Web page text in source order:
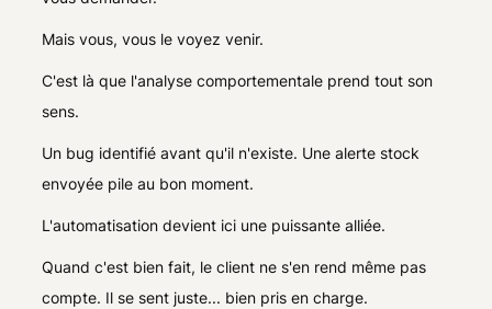
Mais vous, vous le voyez venir.
C'est là que l'analyse comportementale prend tout son
sens.
Un bug identifié avant qu'il n'existe. Une alerte stock
envoyée pile au bon moment.
L'automatisation devient ici une puissante alliée.
Quand c'est bien fait, le client ne s'en rend même pas
compte. Il se sent juste... bien pris en charge.